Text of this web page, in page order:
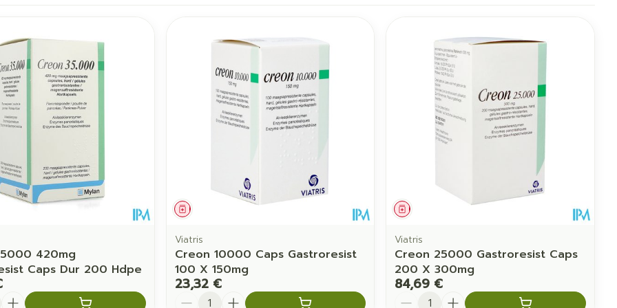
les valeurs minimales et maximales du prix.
420mg
Caps Dur 200 Hdpe
Médicament
Viatris
Creon 10000 Caps Gastroresist
100 X 150mg
23,32 €
Quantité
Médicament
Viatris
Creon 25000 Gastroresist Caps
200 X 300mg
84,69 €
Quantité